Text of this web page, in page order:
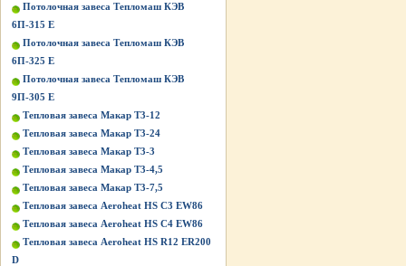
Потолочная завеса Тепломаш КЭВ
6П-315 Е
Потолочная завеса Тепломаш КЭВ
6П-325 Е
Потолочная завеса Тепломаш КЭВ
9П-305 Е
Тепловая завеса Макар Т3-12
Тепловая завеса Макар Т3-24
Тепловая завеса Макар Т3-3
Тепловая завеса Макар Т3-4,5
Тепловая завеса Макар Т3-7,5
Тепловая завеса Aeroheat HS C3 EW86
Тепловая завеса Aeroheat HS C4 EW86
Тепловая завеса Aeroheat HS R12 ER200
D